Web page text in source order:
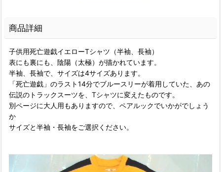
商品詳細
子供用死亡遊戯イエローTシャツ（半袖、長袖）
表にも裏にも、陰陽（太極）が描かれています。
半袖、長袖で、サイズは4サイズあります。
「死亡遊戯」のラスト14分でブルースリーが着用していた、あの
伝説のトラックスーツを、Tシャツに変えたものです。
別ページに大人用もありますので、ペアルックでいかがでしょう
か
サイズと半袖・長袖をご選択ください。